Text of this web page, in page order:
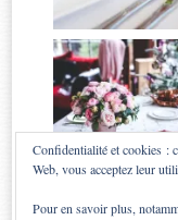
Confidentialité et cookies :
Web, vous acceptez leur
Pour en savoir plus,